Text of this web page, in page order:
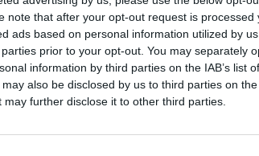
note that after your opt-out request is processed
ads based on personal information utilized by
prior to your opt-out. You may separately
information by third parties on the IAB’s list
also be disclosed by us to third parties on the
may further disclose it to other third parties.